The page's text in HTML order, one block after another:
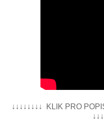
↓↓↓↓↓↓↓↓ KLIK PRO